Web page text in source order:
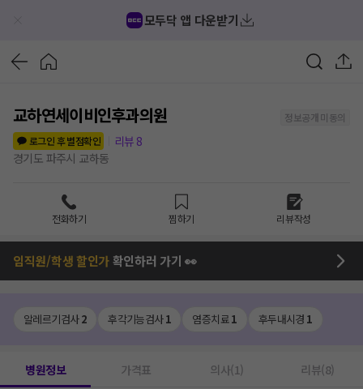
모두닥 앱 다운받기
교하연세이비인후과의원
정보공개 미동의
로그인 후 별점확인
리뷰 8
경기도 파주시 교하동
전화하기 찜하기 리뷰작성
임직원/학생 할인가확인하러 가기 👀
알레르기검사2 후각기능검사1 염증치료1 후두내시경 1
병원정보 가격표 의사(1) 리뷰(8)